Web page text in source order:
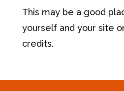
This may be a good
yourself and your site
credits.